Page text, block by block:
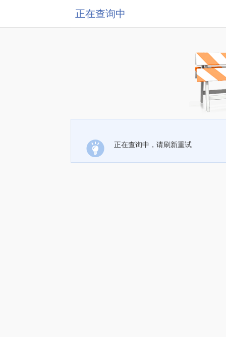
正在查询中
正在查询中，请刷新重试